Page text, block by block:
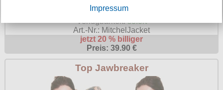
Verfügbarkeit:sofort
Art.-Nr.: MitchelJacket
jetzt 20 % billiger
Preis: 39.90 €
Top Jawbreaker
Impressum